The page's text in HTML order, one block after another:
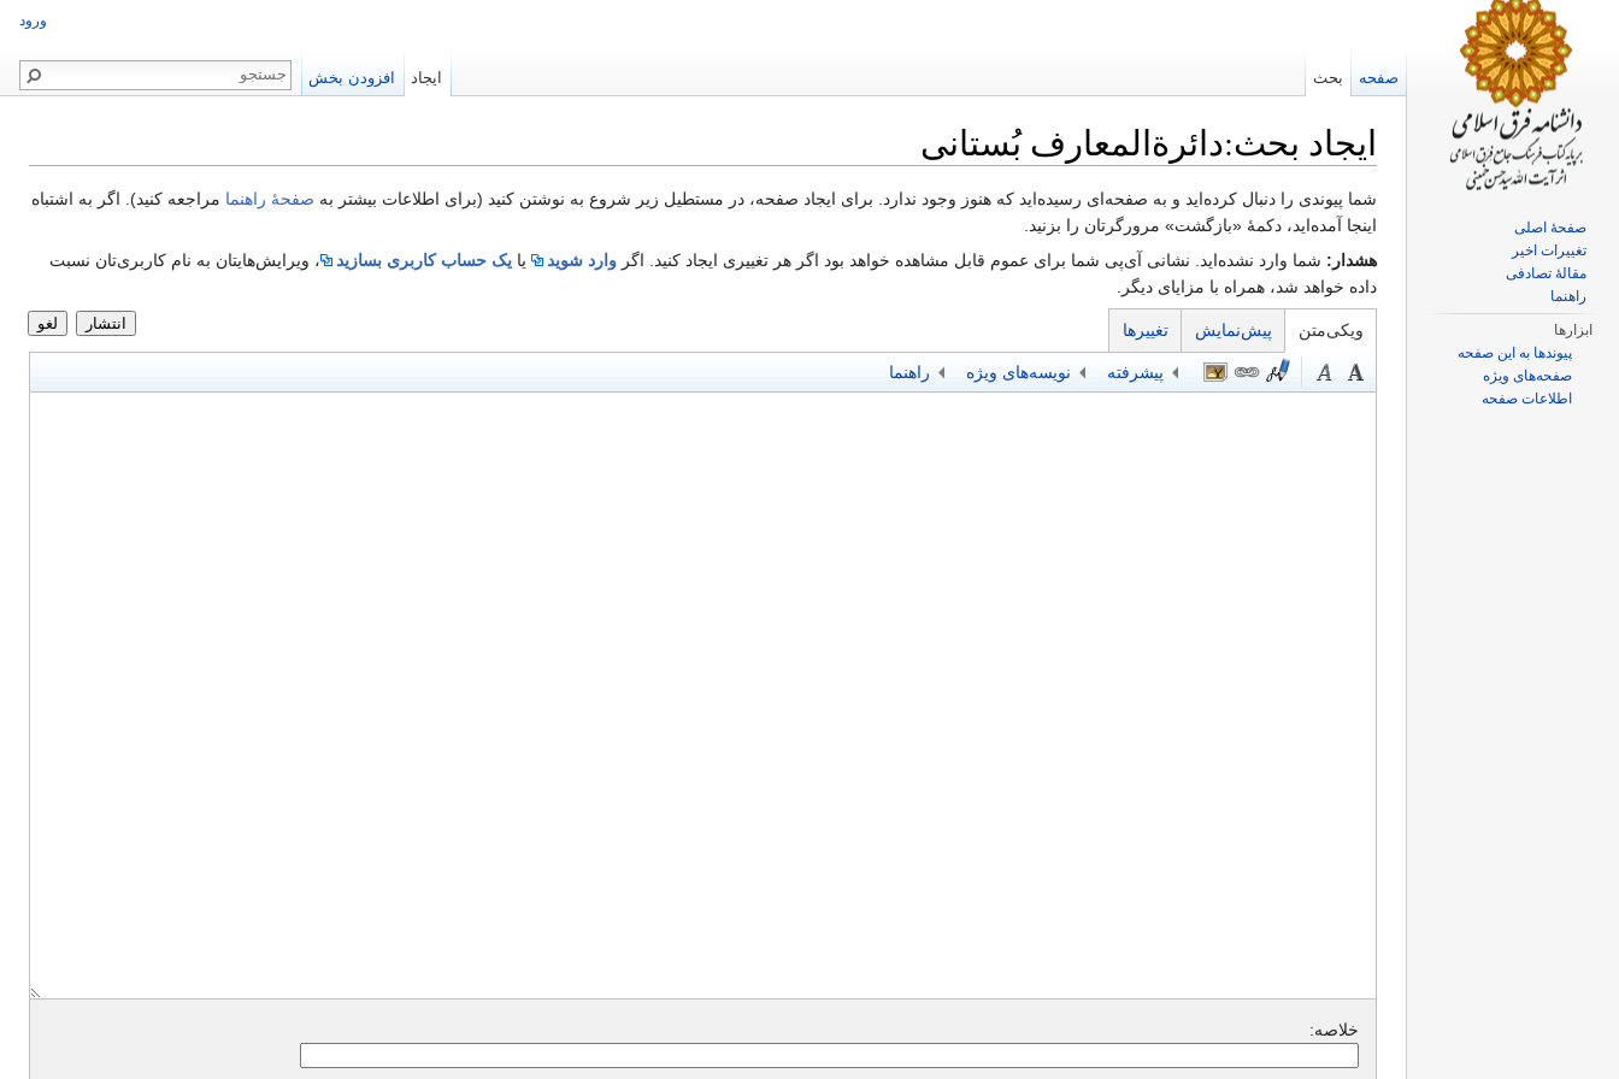
ایجاد بحث:دائرةالمعارف بُستانی
شما پیوندی را دنبال کرده‌اید و به صفحه‌ای رسیده‌اید که هنوز وجود ندارد. برای ایجاد صفحه، در مستطیل زیر شروع به نوشتن کنید (برای اطلاعات بیشتر به صفحهٔ راهنما مراجعه کنید). اگر به اشتباه
اینجا آمده‌اید، دکمهٔ «بازگشت» مرورگرتان را بزنید.
هشدار: شما وارد نشده‌اید. نشانی آی‌پی شما برای عموم قابل مشاهده خواهد بود اگر هر تغییری ایجاد کنید. اگر وارد شوید یا یک حساب کاربری بسازید
، ویرایش‌هایتان به نام کاربری‌تان نسبت
داده خواهد شد، همراه با مزایای دیگر.
ویکی‌متن پیش‌نمایش تغییرها انتشار لغو
پیشرفته نویسه‌های ویژه راهنما
خلاصه:
ورود
بحث صفحه افزودن بخش ایجاد
صفحهٔ اصلی
تغییرات اخیر
مقالهٔ تصادفی
راهنما
ابزارها
پیوندها به این صفحه
صفحه‌های ویژه
اطلاعات صفحه